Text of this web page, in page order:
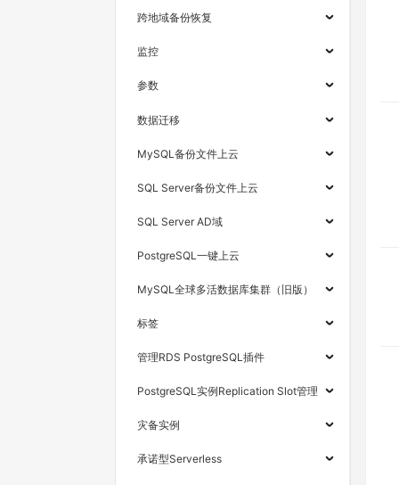
跨地域备份恢复
监控
参数
数据迁移
MySQL备份文件上云
SQL Server备份文件上云
SQL Server AD域
PostgreSQL一键上云
MySQL全球多活数据库集群（旧版）
标签
管理RDS PostgreSQL插件
PostgreSQL实例Replication Slot管理
灾备实例
承诺型Serverless